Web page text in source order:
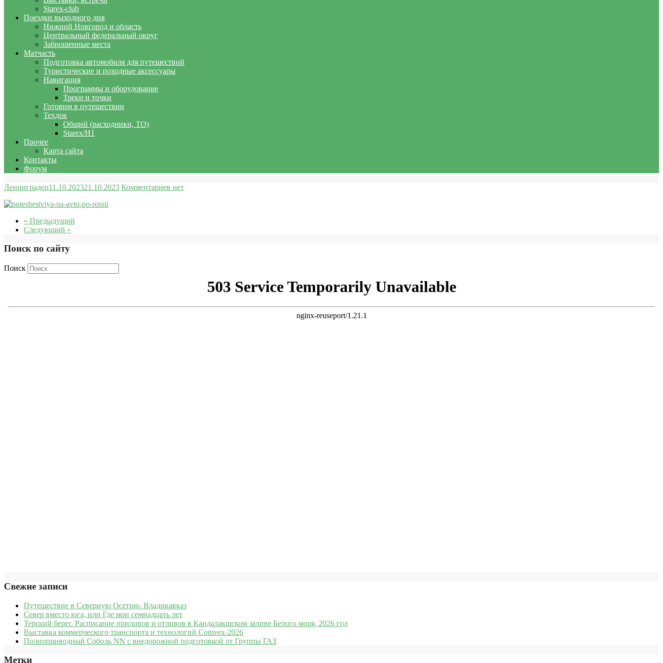
Starex-club
Поездки выходного дня
Нижний Новгород и область
Центральный федеральный округ
Заброшенные места
Матчасть
Подготовка автомобиля для путешествий
Туристические и походные аксессуары
Навигация
Программы и оборудование
Треки и точки
Готовим в путешествии
Техдок
Общий (расходники, ТО)
Starex/H1
Прочее
Карта сайта
Контакты
Форум
Ленинградец11.10.202321.10.2023 Комментариев нет
« Предыдущий
Следующий »
Поиск по сайту
Поиск
Свежие записи
Путешествие в Северную Осетию. Владикавказ
Север вместо юга, или Где мои семнадцать лет
Терский берег. Расписание приливов и отливов в Кандалакшском заливе Белого моря, 2026 год
Выставка коммерческого транспорта и технологий Comvex-2026
Полноприводный Соболь NN с внедорожной подготовкой от Группы ГАЗ
Метки